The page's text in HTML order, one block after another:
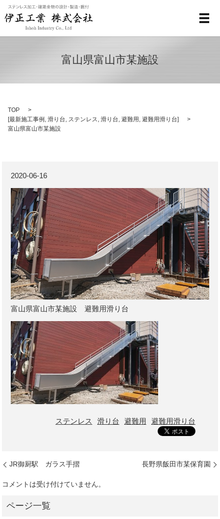
メ
富山県富山市某施設
TOP
[最新施工事例 ,滑り台, ステンレス,滑り台,避難用 ,避難用滑り台]
富山県富山市某施設
2020-06-16
富山県富山市某施設 避難用滑り台
ステンレス 滑り台 避難用 避難用滑り台
JR御厨駅 ガラス手摺 長野県飯田市某保育園
コメントは受け付けていません。